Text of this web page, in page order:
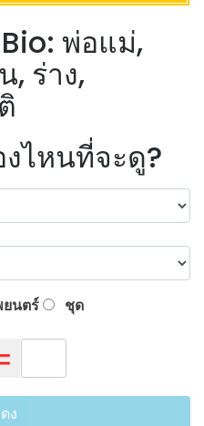
พ่อแม่,
, ร่าง,
ไหนที่จะดู?
นตร์ ชุด
ง